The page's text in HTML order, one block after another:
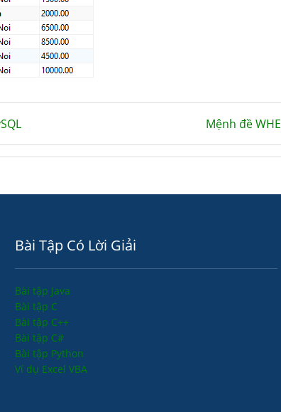
Mệnh đề
Bài Tập Có Lời Giải
Bài tập Java
Bài tập C
Bài tập C++
Bài tập C#
Bài tập Python
Ví dụ Excel VBA